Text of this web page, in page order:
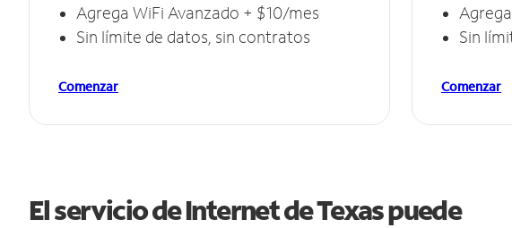
Agrega WiFi Avanzado + $10/mes
Sin límite de datos, sin contratos
Comenzar
Sin
Comenzar
El servicio de Internet de Texas puede